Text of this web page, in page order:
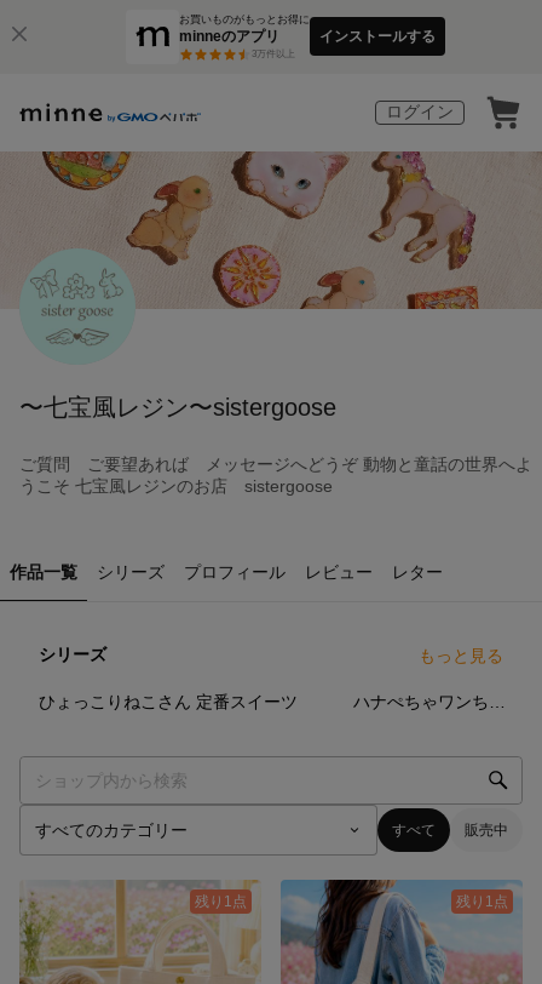
お買いものがもっとお得に
minneのアプリ
3万件以上
インストールする
ログイン
〜七宝風レジン〜sistergoose
ご質問 ご要望あれば メッセージへどうぞ 動物と童話の世界へよ
うこそ 七宝風レジンのお店 sistergoose
作品一覧 シリーズ プロフィール レビュー レター
シリーズ もっと見る
ひょっこりねこさん 定番スイーツ
すべて 販売中
残り1点 残り1点